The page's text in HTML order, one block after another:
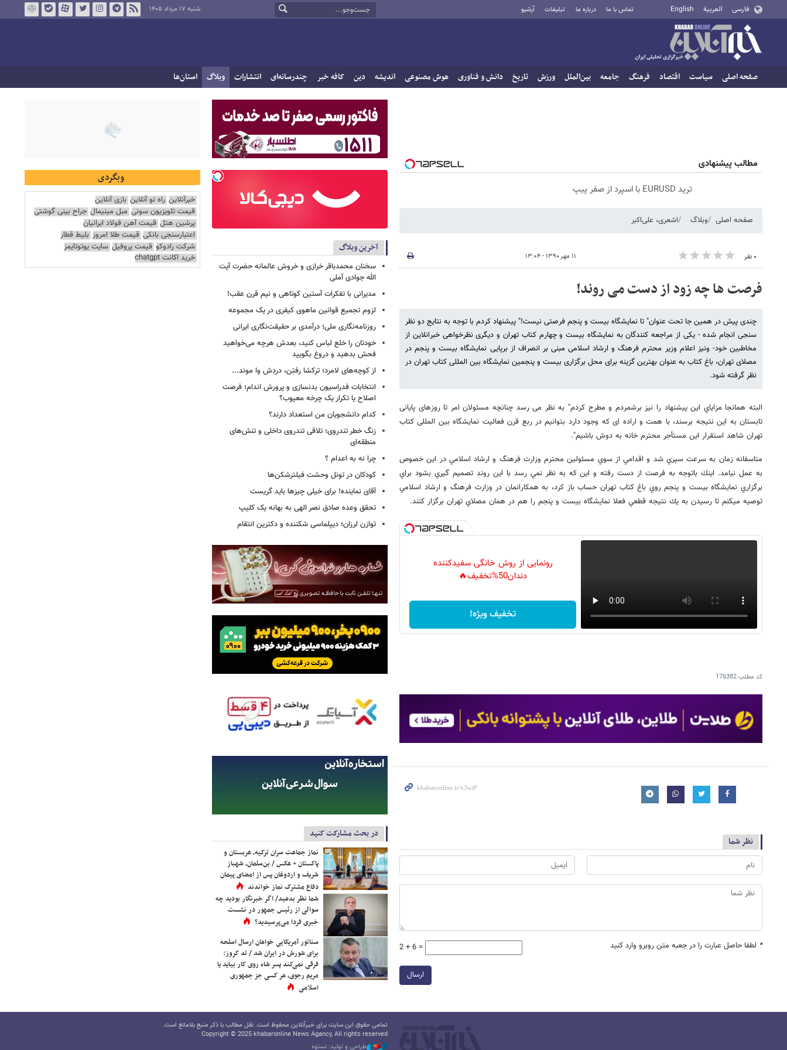
فارسی العربية English تماس با ما درباره ما تبلیغات آرشیو شنبه ۱۷ مرداد ۱۴۰۵
صفحه اصلی سیاست اقتصاد فرهنگ جامعه بین‌الملل ورزش تاریخ دانش و فناوری هوش مصنوعی اندیشه دین کافه خبر چندرسانه‌ای انتشارات وبلاگ استان‌ها
مطالب پیشنهادی
ترید EURUSD با اسپرد از صفر پیپ
صفحه اصلی وبلاگ اشعری، علی‌اکبر
۰ نفر ۱۱ مهر ۱۳۹۰ - ۱۳:۰۴
فرصت ها چه زود از دست می روند!
چندی پیش در همین جا تحت عنوان" تا نمایشگاه بیست و پنجم فرصتی نیست!" پیشنهاد کردم با توجه به نتایج دو نظر
سنجی انجام شده - یکی از مراجعه کنندگان به نمایشگاه بیست و چهارم کتاب تهران و دیگری نظرخواهی خبرانلاین از
مخاطبین خود- ونیز اعلام وزیر محترم فرهنگ و ارشاد اسلامی مبنی بر انصراف از برپایی نمایشگاه بیست و پنجم در
مصلای تهران، باغ کتاب به عنوان بهترین گزینه برای محل برگزاری بیست و پنجمین نمایشگاه بین المللی کتاب تهران در
نظر گرفته شود.
البته همانجا مزاياي اين پيشنهاد را نيز برشمردم و مطرح كردم" به نظر می رسد چنانچه مسئولان امر تا روزهای پایانی
تابستان به این نتیجه برسند، با همت و اراده ای که وجود دارد بتوانیم در ربع قرن فعالیت نمایشگاه بین المللی کتاب
تهران شاهد استقرار این مستأجر محترم خانه به دوش باشیم".
متاسفانه زمان به سرعت سپري شد و اقدامي از سوي مسئولين محترم وزارت فرهنگ و ارشاد اسلامي در اين خصوص
به عمل نيامد. اينك باتوجه به فرصت از دست رفته و اين كه به نظر نمي رسد با اين روند تصميم گيري بشود براي
برگزاري نمايشگاه بيست و پنجم روي باغ كتاب تهران حساب باز كرد، به همكارانمان در وزارت فرهنگ و ارشاد اسلامي
توصيه ميكنم تا رسيدن به يك نتيجه قطعي فعلا نمايشگاه بيست و پنجم را هم در همان مصلاي تهران برگزار كنند.
رونمایی از روش خانگی سفیدکننده
دندان50%تخفیف🔥
تخفیف ویژه!
کد مطلب176382
نظر شما
* لطفا حاصل عبارت را در جعبه متن روبرو وارد کنید 2 + 6 =
ارسال
آخرین وبلاگ
سخنان محمدباقر خرازی و خروش عالمانه حضرت آیت
الله جوادی آملی
مدیرانی با تفکرات آستین کوتاهی و نیم قرن عقب!
لزوم تجمیع قوانین ماهوی کیفری در یک مجموعه
روزنامه‌نگاری ملی؛ درآمدی بر حقیقت‌نگاری ایرانی
خودتان را خلع لباس کنید، بعدش هرچه می‌خواهید
فحش بدهید و دروغ بگویید
از کوچه‌های لامرد؛ ترکشا رفتِن، دردِش وا موند...
انتخابات فدراسیون بدنسازی و پرورش اندام؛ فرصت
اصلاح یا تکرار یک چرخه معیوب؟
کدام دانشجویان من استعداد دارند؟
زنگ خطر تندروی؛ تلاقی تندروی داخلی و تنش‌های
منطقه‌ای
چرا نه به اعدام ؟
کودکان در تونل وحشت فیلترشکن‌ها
آقای نماینده! برای خیلی چیزها باید گریست
تحقق وعده صادق نصر الهی به بهانه یک کلیپ
توازن لرزان؛ دیپلماسی شکننده و دکترین انتقام
در بحث مشارکت کنید
نماز جماعت سران ترکیه، عربستان و
پاکستان + عکس / بن‌سلمان، شهباز
شریف و اردوغان پس از امضای پیمان
دفاع مشترک نماز خواندند
شما نظر بدهید/ اگر خبرنگار بودید چه
سوالی از رئیس جمهور در نشست
خبری فردا می‌پرسیدید؟
سناتور آمریکایی خواهان ارسال اسلحه
برای شورش در ایران شد / تد کروز:
فرقی نمی‌کند پسر شاه روی کار بیاید یا
مریم رجوی، هر کسی جز جمهوری
اسلامی
وبگردی
خبرآنلاین راه نو آنلاین بازی آنلاین
قیمت تلویزیون سونی مبل مینیمال جراح بینی گوشتی
پرشین هتل قیمت آهن فولاد ایرانیان
اعتبارسنجی بانکی قیمت طلا امروز بلیط قطار
شرکت رادوکو قیمت پروفیل سایت یوتوتایمز
خرید اکانت chatgpt
تمامی حقوق این سایت برای خبرآنلاین محفوظ است. نقل مطالب با ذکر منبع بلامانع است.
Copyright © 2025 khabaronline News Agancy, All rights reserved
طراحی و تولید: نستوه